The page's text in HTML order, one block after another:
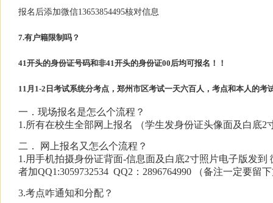
报名后添加微信13653854495核对信息
7.有户籍限制吗？
41开头的身份证号码和非41开头的身份证00后均可报名！！
11月1-2日考试系统分考点，郑州市区考试一天六百人，考点和本人的考
一．现场报名是怎么个流程？
1.所有在校生全部网上报名 （学生发身份证头像面及白底2
二． 网上报名又怎么个流程？
1.用手机拍摄身份证背面-信息面及白底2寸照片电子版发到
者加QQ1:3059732534 QQ2：2896764990 （备注一定要留
3.考点咋通知和分配？